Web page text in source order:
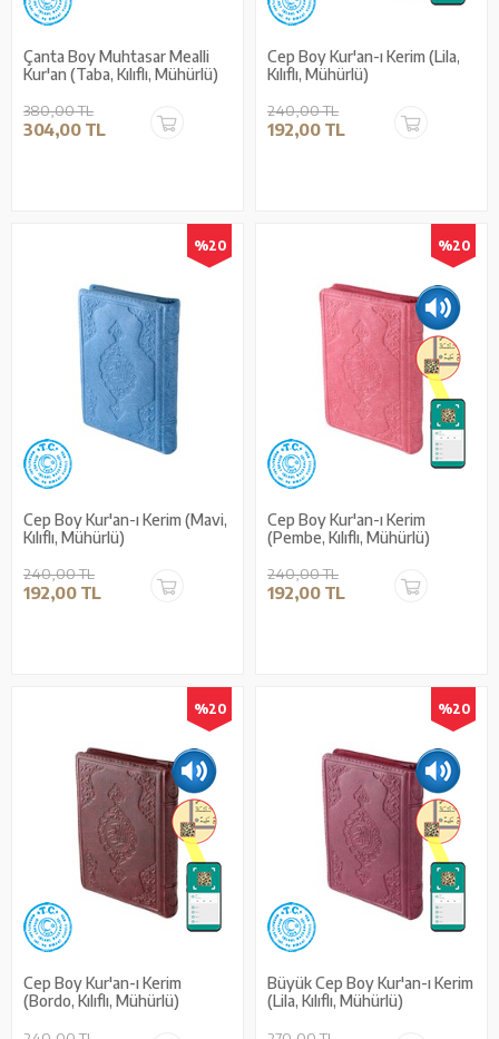
Çanta Boy Muhtasar Mealli
Kur'an (Taba, Kılıflı, Mühürlü)
380,00 TL
304,00 TL
Cep Boy Kur'an-ı Kerim (Lila,
Kılıflı, Mühürlü)
240,00 TL
192,00 TL
%20
Cep Boy Kur'an-ı Kerim (Mavi,
Kılıflı, Mühürlü)
240,00 TL
192,00 TL
%20
Cep Boy Kur'an-ı Kerim
(Pembe, Kılıflı, Mühürlü)
240,00 TL
192,00 TL
%20
Cep Boy Kur'an-ı Kerim
(Bordo, Kılıflı, Mühürlü)
%20
Büyük Cep Boy Kur'an-ı Kerim
(Lila, Kılıflı, Mühürlü)